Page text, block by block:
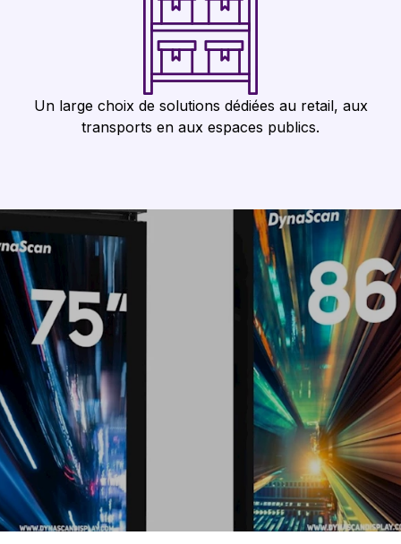
Un large choix de solutions dédiées au retail, aux
transports en aux espaces publics.